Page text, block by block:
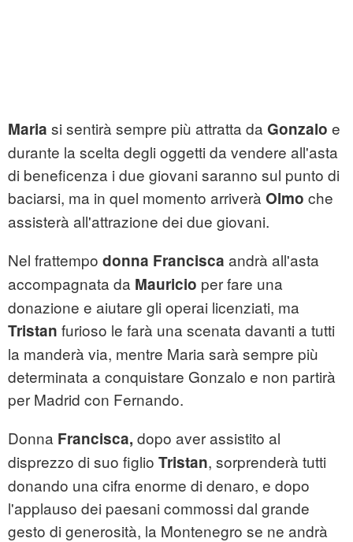
Maria si sentirà sempre più attratta da Gonzalo e
durante la scelta degli oggetti da vendere all'asta
di beneficenza i due giovani saranno sul punto di
baciarsi, ma in quel momento arriverà Olmo che
assisterà all'attrazione dei due giovani.
Nel frattempo donna Francisca andrà all'asta
accompagnata da Mauricio per fare una
donazione e aiutare gli operai licenziati, ma
Tristan furioso le farà una scenata davanti a tutti
la manderà via, mentre Maria sarà sempre più
determinata a conquistare Gonzalo e non partirà
per Madrid con Fernando.
Donna Francisca, dopo aver assistito al
disprezzo di suo figlio Tristan, sorprenderà tutti
donando una cifra enorme di denaro, e dopo
l'applauso dei paesani commossi dal grande
gesto di generosità, la Montenegro se ne andrà